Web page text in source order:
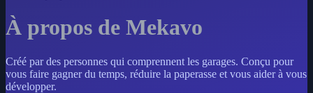
À propos de Mekavo
Créé par des personnes qui comprennent les garages. Conçu pour
vous faire gagner du temps, réduire la paperasse et vous aider à vous
développer.